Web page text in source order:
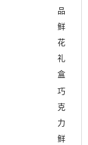
品
鲜
花
礼
盒
巧
克
力
鲜